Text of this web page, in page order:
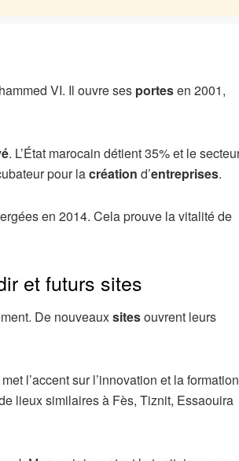
VI. Il ouvre ses portesen 2001,
. L’État marocain détient 35% et le
pour lacréation d’entreprises.
en 2014. Cela prouve la vitalité de
et futurs sites
De nouveauxsitesouvrent leurs
l’accent sur l’innovation et la formation
lieux similaires à Fès, Tiznit, Essaouira